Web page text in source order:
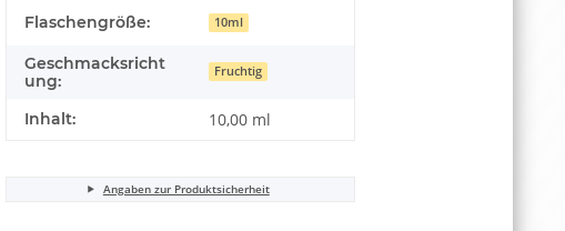
Flaschengröße: 10ml
Geschmacksricht
ung:
Fruchtig
Inhalt: 10,00 ml
Angaben zur Produktsicherheit